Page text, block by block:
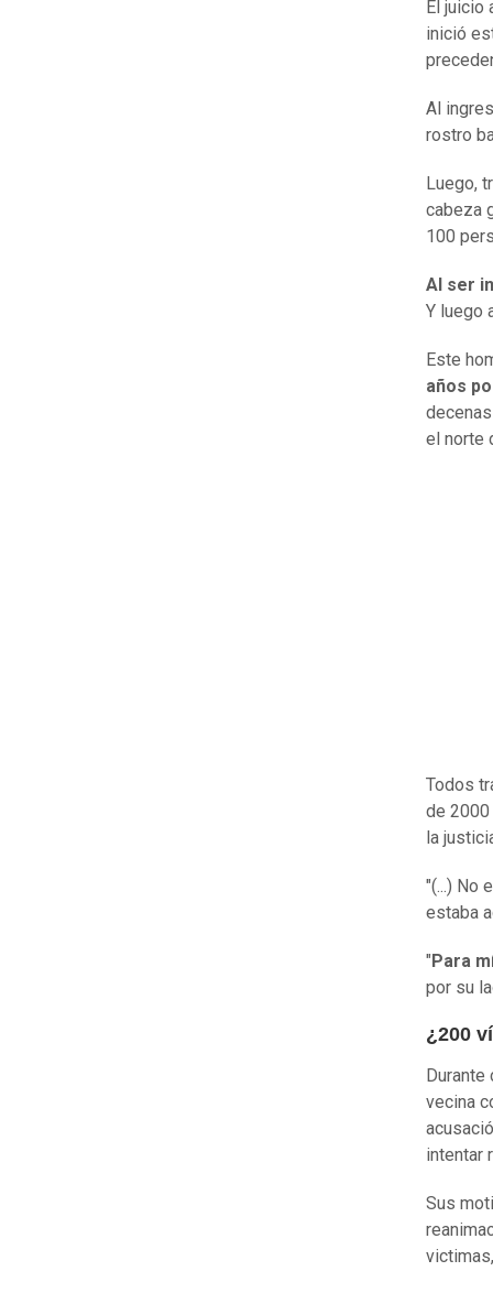
El juicio
inició
Al
rostro
Luego,
cabeza
100
Al ser
Y luego
Este
años
el norte
Todos
de
la
"(...) No
estaba
" Para
por su
¿200
vecina
intentar
Sus